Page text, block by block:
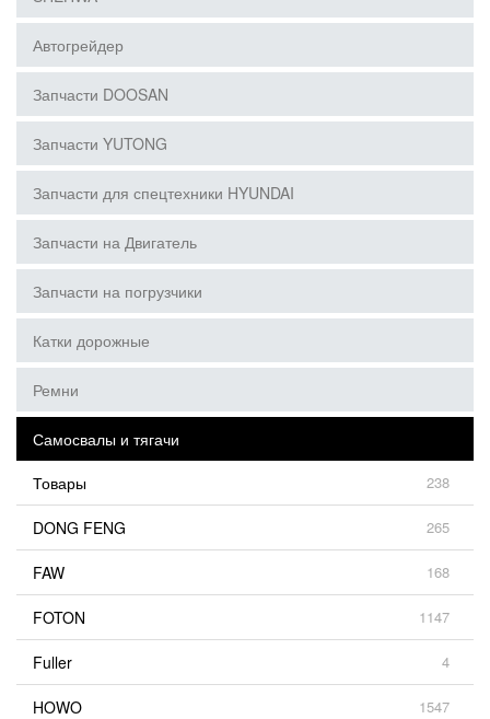
Автогрейдер
Запчасти DOOSAN
Запчасти YUTONG
Запчасти для спецтехники HYUNDAI
Запчасти на Двигатель
Запчасти на погрузчики
Катки дорожные
Ремни
Самосвалы и тягачи
Товары
238
DONG FENG 265
FAW 168
FOTON 1147
Fuller 4
HOWO 1547